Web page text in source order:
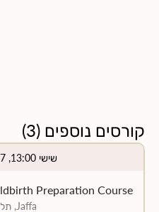
קורסים נוספים (
3
)
שישי 13:00, 7 אוגוסט 2026
Preparation Course
Jaffa, תל אביב-יפו